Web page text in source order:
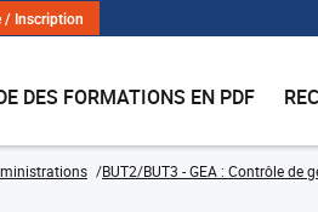
/ Inscription
DES FORMATIONS EN PDF
BUT2/BUT3 - GEA : Contrôle